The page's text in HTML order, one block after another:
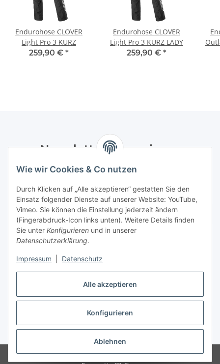
Alle akzeptieren
Konfigurieren
Ablehnen
Wie wir Cookies & Co nutzen
Durch Klicken auf „Alle akzeptieren“ gestatten Sie den
Einsatz folgender Dienste auf unserer Website: YouTube,
Vimeo. Sie können die Einstellung jederzeit ändern
(Fingerabdruck-Icon links unten). Weitere Details finden
Sie unter Konfigurieren und in unserer
Datenschutzerklärung.
Impressum Datenschutz
Endurohose CLOVER
Light Pro 3 KURZ
259,90 € *
Endurohose CLOVER
Light Pro 3 KURZ LADY
259,90 € *
Newsletter Abonnieren
Bitte senden Sie mir entsprechend Ihrer
Informationen zu Ihrem Produktsortiment per E-Mail zu.
Abonnieren
Newsletter Abonnieren
Gesetzliche Informationen
Vertrag widerrufen
* Alle Preise inkl. gesetzlicher USt., zzgl.Versand
Created by itex it-servcie GmbH